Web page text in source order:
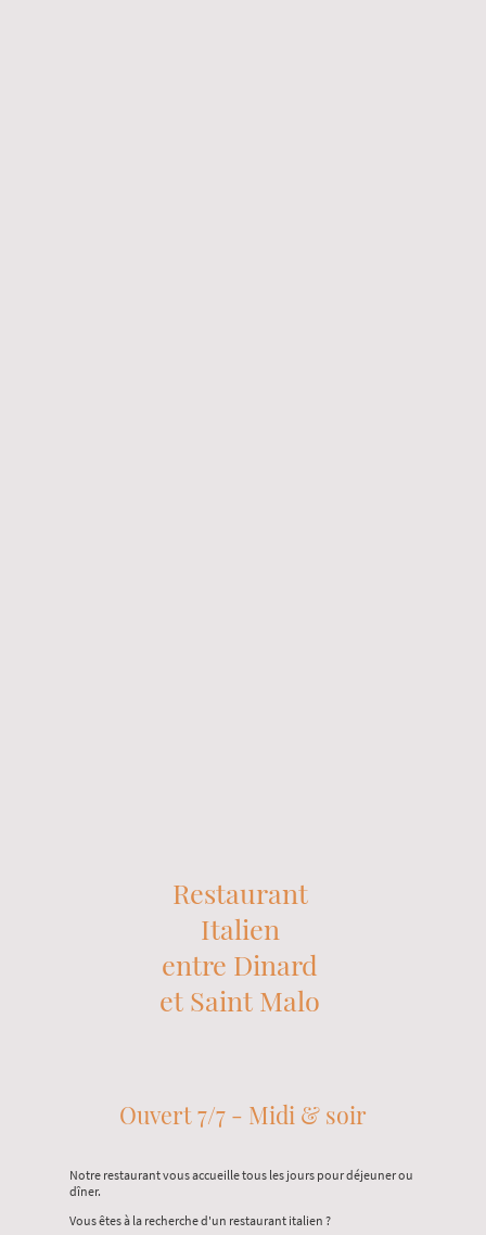
Restaurant
Italien
entre Dinard
et Saint Malo
Ouvert 7/7 - Midi & soir
Notre restaurant vous accueille tous les jours pour déjeuner ou
dîner.
Vous êtes à la recherche d'un restaurant italien ?